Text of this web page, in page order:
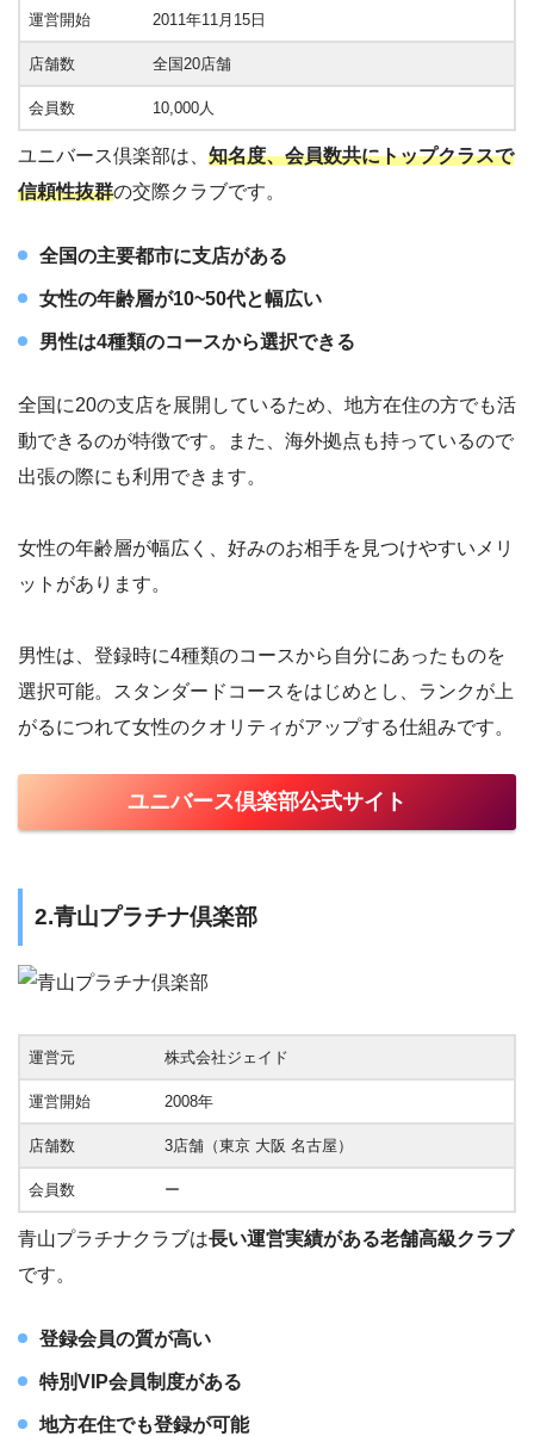
運営開始 2011年11月15日
店舗数 全国20店舗
会員数 10,000人
ユニバース倶楽部は、 知名度、会員数共にトップクラスで
信頼性抜群の交際クラブです。
全国の主要都市に支店がある
女性の年齢層が10~50代と幅広い
男性は4種類のコースから選択できる
全国に20の支店を展開しているため、地方在住の方でも活
動できるのが特徴です。また、海外拠点も持っているので
出張の際にも利用できます。
女性の年齢層が幅広く、好みのお相手を見つけやすいメリ
ットがあります。
男性は、登録時に4種類のコースから自分にあったものを
選択可能。スタンダードコースをはじめとし、ランクが上
がるにつれて女性のクオリティがアップする仕組みです。
ユニバース倶楽部公式サイト
2.青山プラチナ倶楽部
運営元 株式会社ジェイド
運営開始 2008年
店舗数 3店舗（東京 大阪 名古屋）
会員数 ー
青山プラチナクラブは長い運営実績がある老舗高級クラブ
です。
登録会員の質が高い
特別VIP会員制度がある
地方在住でも登録が可能